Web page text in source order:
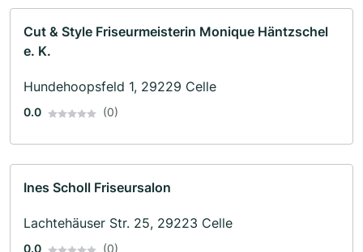
Cut & Style Friseurmeisterin Monique Häntzschel
e. K.
Hundehoopsfeld 1, 29229 Celle
0.0 (0)
Ines Scholl Friseursalon
Lachtehäuser Str. 25, 29223 Celle
0.0 (0)